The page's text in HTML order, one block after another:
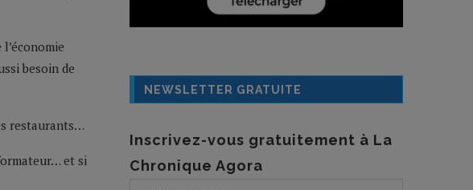
besoin de
restaurants…
et si
NEWSLETTER GRATUITE
Inscrivez-vous gratuitement à La
Chronique Agora